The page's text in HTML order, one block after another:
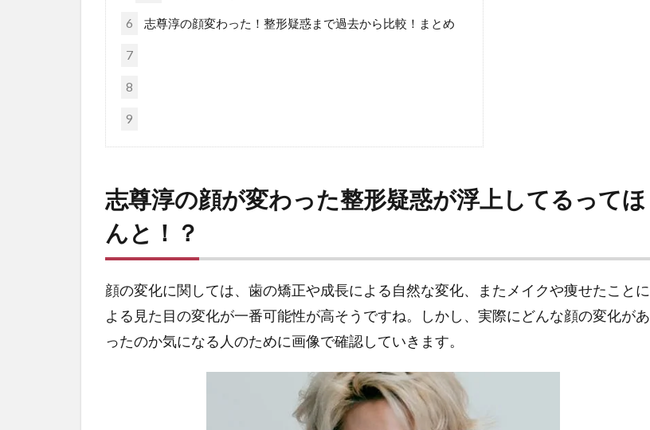
6 志尊淳の顔変わった！整形疑惑まで過去から比較！まとめ
7
8
9
志尊淳の顔が変わった整形疑惑が浮上してるってほ
んと！？
顔の変化に関しては、歯の矯正や成長による自然な変化、またメイクや痩せたことに
よる見た目の変化が一番可能性が高そうですね。しかし、実際にどんな顔の変化があ
ったのか気になる人のために画像で確認していきます。